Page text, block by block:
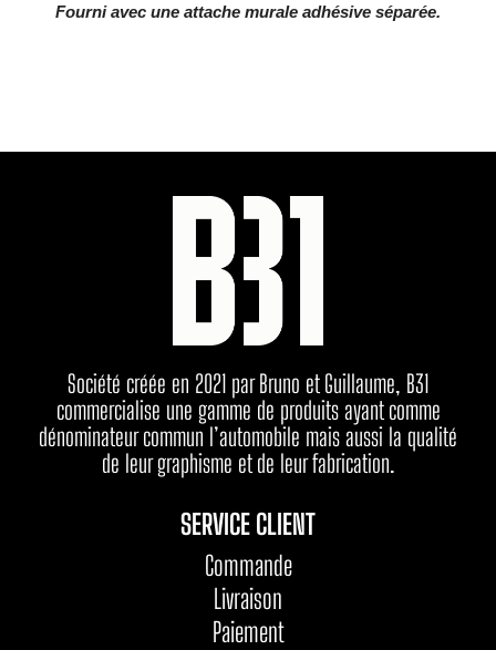
Fourni avec une attache murale adhésive séparée.
Société créée en 2021 par Bruno et Guillaume, B31
commercialise une gamme de produits ayant comme
dénominateur commun l’automobile mais aussi la qualité
de leur graphisme et de leur fabrication.
SERVICE CLIENT
Commande
Livraison
Paiement